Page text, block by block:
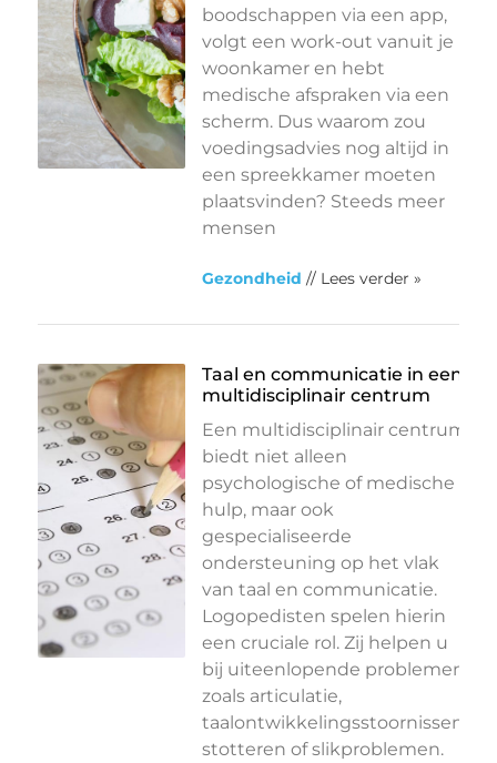
boodschappen via een app,
volgt een work-out vanuit je
woonkamer en hebt
medische afspraken via een
scherm. Dus waarom zou
voedingsadvies nog altijd in
een spreekkamer moeten
plaatsvinden? Steeds meer
mensen
Gezondheid // Lees verder »
Taal en communicatie in een
multidisciplinair centrum
Een multidisciplinair centrum
biedt niet alleen
psychologische of medische
hulp, maar ook
gespecialiseerde
ondersteuning op het vlak
van taal en communicatie.
Logopedisten spelen hierin
een cruciale rol. Zij helpen u
bij uiteenlopende problemen
zoals articulatie,
taalontwikkelingsstoornissen,
stotteren of slikproblemen.